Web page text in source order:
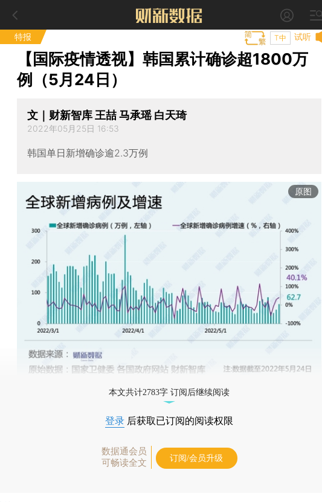
特报 试听
T中
【国际疫情透视】韩国累计确诊超1800万
例（5月24日）
文｜财新智库 王喆 马承瑶 白天琦
2022年05月25日 16:53
韩国单日新增确诊逾2.3万例
原图
本文共计2783字 订阅后继续阅读
登录 后获取已订阅的阅读权限
数据通会员
可畅读全文
订阅/会员升级